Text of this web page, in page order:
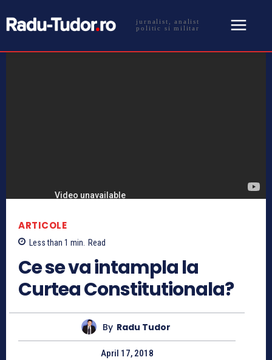
jurnalist, analist
politic si militar
ARTICOLE
Less than 1 min. Read
Ce se va intampla la
Curtea Constitutionala?
By Radu Tudor
April 17, 2018